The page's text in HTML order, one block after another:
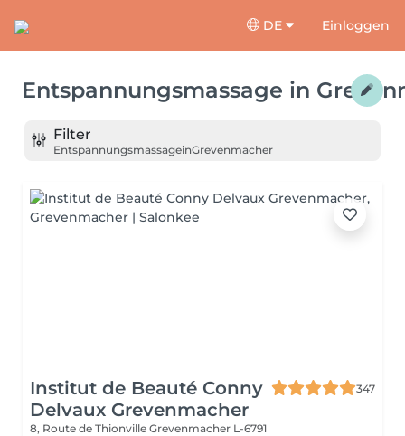
DE Einloggen
Entspannungsmassage in
Filter
EntspannungsmassageinGrevenmacher
Institut de Beauté Conny
Delvaux Grevenmacher
347
8, Route de Thionville Grevenmacher L-6791